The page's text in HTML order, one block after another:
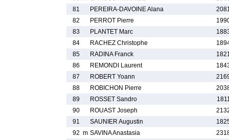
81
PEREIRA-DAVOINE Alana
82
PERROT Pierre
83
PLANTET Marc
84
RACHEZ Christophe
85
RADINA Franck
86
REMONDI Laurent
87
ROBERT Yoann
88
ROBICHON Pierre
89
ROSSET Sandro
90
ROUAST Joseph
91
SAUNIER Augustin
92 m SAVINA Anastasia